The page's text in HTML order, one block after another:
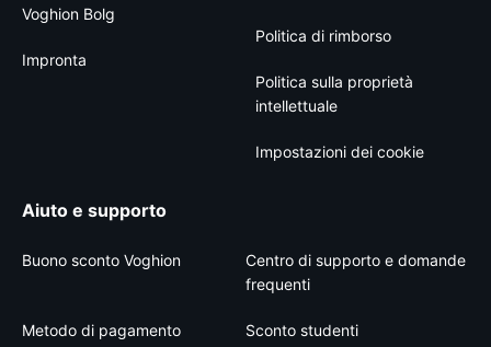
Voghion Bolg
Impronta
Politica di rimborso
Politica sulla proprietà
intellettuale
Impostazioni dei cookie
Aiuto e supporto
Buono sconto Voghion
Centro di supporto e domande
frequenti
Metodo di pagamento Sconto studenti